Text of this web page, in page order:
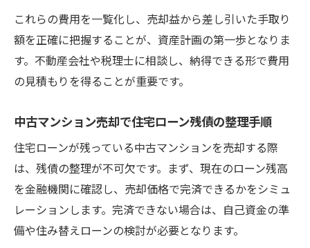
これらの費用を一覧化し、売却益から差し引いた手取り
額を正確に把握することが、資産計画の第一歩となりま
す。不動産会社や税理士に相談し、納得できる形で費用
の見積もりを得ることが重要です。
中古マンション売却で住宅ローン残債の整理手順
住宅ローンが残っている中古マンションを売却する際
は、残債の整理が不可欠です。まず、現在のローン残高
を金融機関に確認し、売却価格で完済できるかをシミュ
レーションします。完済できない場合は、自己資金の準
備や住み替えローンの検討が必要となります。